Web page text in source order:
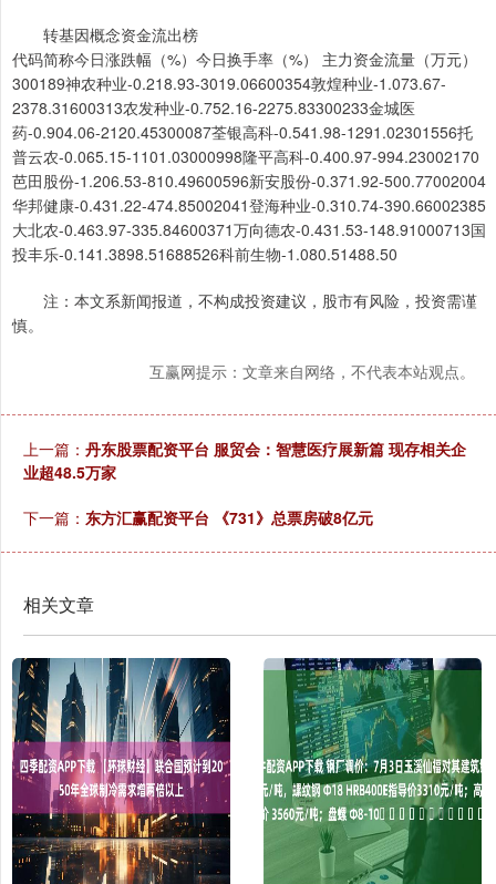
转基因概念资金流出榜
代码简称今日涨跌幅（%）今日换手率（%） 主力资金流量（万元）
300189神农种业-0.218.93-3019.06600354敦煌种业-1.073.67-
2378.31600313农发种业-0.752.16-2275.83300233金城医
药-0.904.06-2120.45300087荃银高科-0.541.98-1291.02301556托
普云农-0.065.15-1101.03000998隆平高科-0.400.97-994.23002170
芭田股份-1.206.53-810.49600596新安股份-0.371.92-500.77002004
华邦健康-0.431.22-474.85002041登海种业-0.310.74-390.66002385
大北农-0.463.97-335.84600371万向德农-0.431.53-148.91000713国
投丰乐-0.141.3898.51688526科前生物-1.080.51488.50
注：本文系新闻报道，不构成投资建议，股市有风险，投资需谨
慎。
互赢网提示：文章来自网络，不代表本站观点。
上一篇： 丹东股票配资平台 服贸会：智慧医疗展新篇 现存相关企
业超48.5万家
下一篇： 东方汇赢配资平台 《731》总票房破8亿元
相关文章